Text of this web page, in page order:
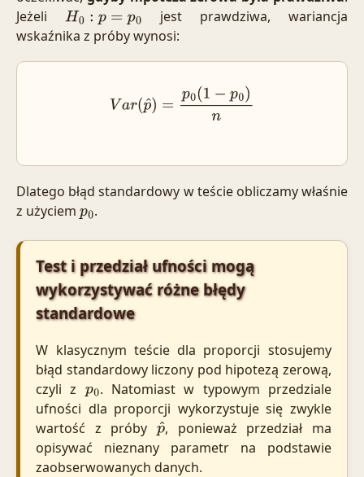
JeżeliH0: p =p 0
jest prawdziwa, wariancja
wskaźnika z próby wynosi:
V ar(p p0(1− p0 )n
Dlatego błąd standardowy w teście obliczamy właśnie
z użyciem p0.
Test i przedział ufności mogą
wykorzystywać różne błędy
standardowe
W klasycznym teście dla proporcji stosujemy
błąd standardowy liczony pod hipotezą zerową,
czyli z p0. Natomiast w typowym przedziale
ufności dla proporcji wykorzystuje się zwykle
wartość z próbyp^, ponieważ przedział ma
opisywać nieznany parametr na podstawie
zaobserwowanych danych.